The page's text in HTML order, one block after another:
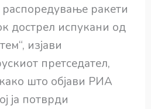
ракети
дострел испукани од
изјави
претседател,
што објави РИА
ја потврди